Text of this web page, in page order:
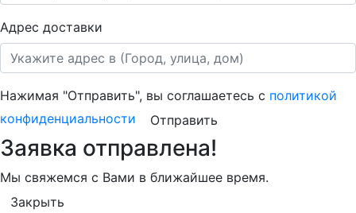
Адрес доставки
Нажимая "Отправить", вы соглашаетесь с политикой
конфиденциальности
Отправить
Заявка отправлена!
Мы свяжемся с Вами в ближайшее время.
Закрыть